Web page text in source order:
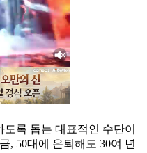
록 돕는 대표적인 수단이
, 50대에 은퇴해도 30여 년